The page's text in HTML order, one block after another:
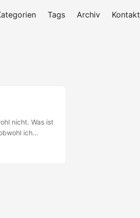
Tags Archiv Kontakt
nicht. Was ist
ich